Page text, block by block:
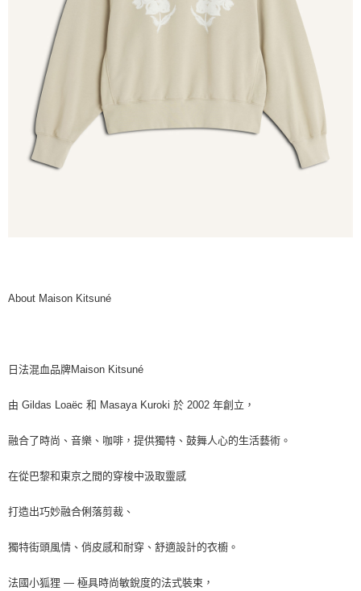
About Maison Kitsuné
日法混血品牌Maison Kitsuné
由 Gildas Loaëc 和 Masaya Kuroki 於 2002 年創立，
融合了時尚、音樂、咖啡，提供獨特、鼓舞人心的生活藝術。
在從巴黎和東京之間的穿梭中汲取靈感
打造出巧妙融合俐落剪裁、
獨特街頭風情、俏皮感和耐穿、舒適設計的衣櫥。
法國小狐狸 — 極具時尚敏銳度的法式裝束，